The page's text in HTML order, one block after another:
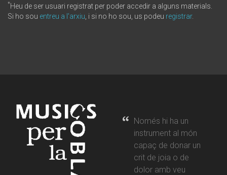
*Heu de ser usuari registrat per poder accedir a alguns materials.
Si ho sou entreu a l'arxiu , i si no ho sou, us podeu registrar.
Només hi ha un
instrument al món
capaç de donar un
crit de joia o de
dolor amb veu